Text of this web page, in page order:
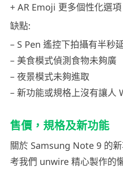
+ AR Emoji 更多個性化選項
缺點:
– S Pen 遙控下拍攝有半秒
– 美食模式偵測食物未夠廣
– 夜景模式未夠進取
– 新功能或規格上沒有讓人
售價，規格及新功能
關於 Samsung Note 9 的
考我們 unwire 精心製作的